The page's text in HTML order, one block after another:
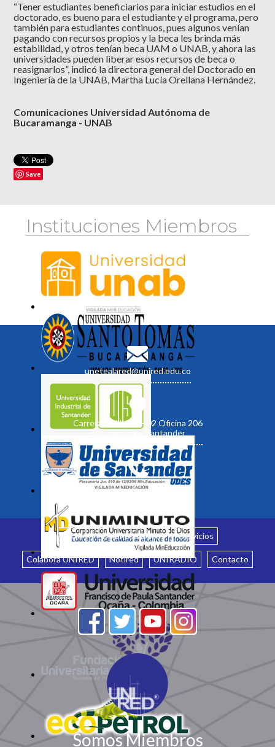
“Tener estudiantes beneficiarios para iniciar estudios en el
doctorado, es bueno para el estudiante y el programa, pero
también para estudiantes continuos, pues algunos venían
pagando con recursos propios y la beca les brinda más
estabilidad, y otros tenían beca UAM o UNAB, y ahora las
universidades pueden liberar esos recursos de beca o
reasignarlos”, indicó la directora general del Doctorado en
Ingeniería de la UNAB, Martha Lucía Orellana Hernández.
Comunicaciones Universidad Autónoma de
Bucaramanga - UNAB
Save
Instituciones Miembros
unetealared@unired.edu.co
Carrera 19 No. 35 - 02 Oficina 206
Bucaramanga, Santander
Inicio ¿Quiénes somos? Servicios
Colabora UNIRED Notired UNIRADIO Contacto
Somos Miembros